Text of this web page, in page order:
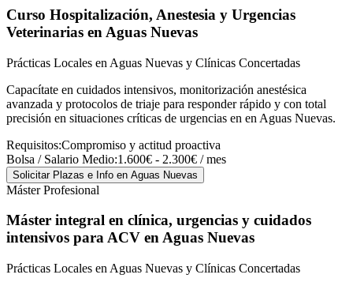
Curso Hospitalización, Anestesia y Urgencias
Veterinarias en Aguas Nuevas
Prácticas Locales en Aguas Nuevas y Clínicas Concertadas
Capacítate en cuidados intensivos, monitorización anestésica
avanzada y protocolos de triaje para responder rápido y con total
precisión en situaciones críticas de urgencias en en Aguas Nuevas.
Requisitos:Compromiso y actitud proactiva
Bolsa / Salario Medio:1.600€ - 2.300€ / mes
Solicitar Plazas e Info en Aguas Nuevas
Máster Profesional
Máster integral en clínica, urgencias y cuidados
intensivos para ACV en Aguas Nuevas
Prácticas Locales en Aguas Nuevas y Clínicas Concertadas